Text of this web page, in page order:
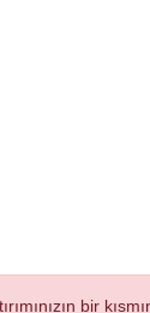
bir